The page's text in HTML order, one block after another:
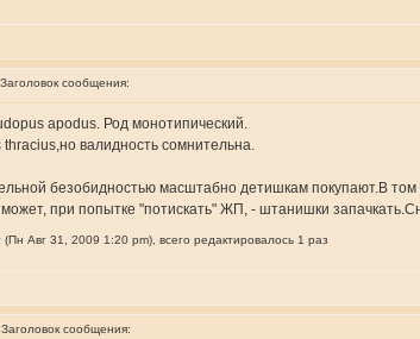
Заголовок сообщения:
apodus. Род монотипический.
валидность сомнительна.
безобидностью масштабно детишкам покупают.В
при попытке "потискать" ЖП, - штанишки
Авг 31, 2009 1:20 pm), всего редактировалось 1 раз
Заголовок сообщения: